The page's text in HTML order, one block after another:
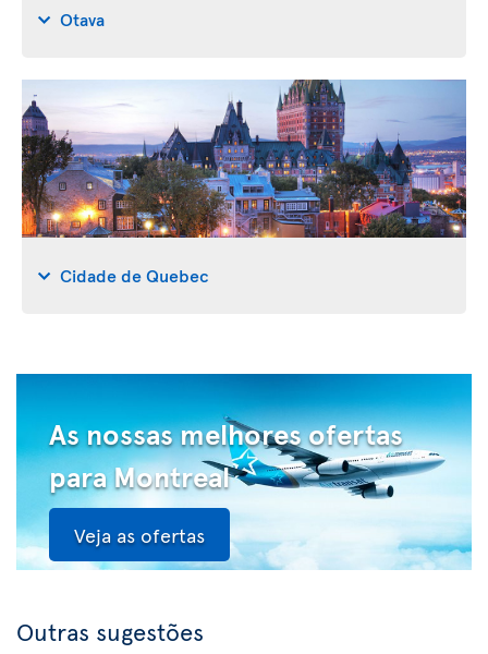
Otava
Cidade de Quebec
As nossas melhores ofertas
para Montreal
Veja as ofertas
Outras sugestões